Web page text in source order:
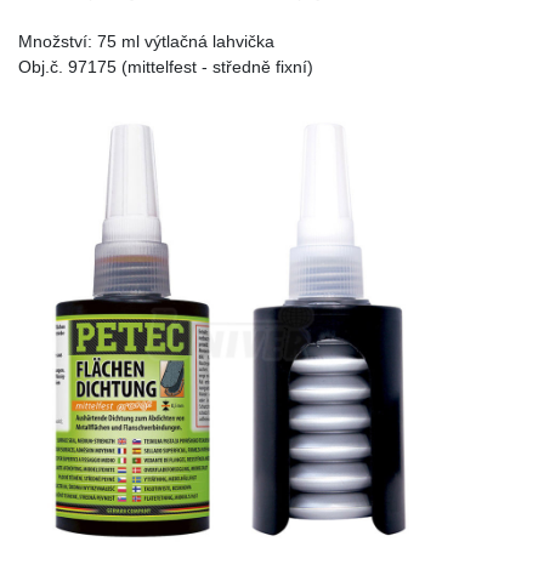
Množství: 75 ml výtlačná lahvička
Obj.č. 97175 (mittelfest - středně fixní)